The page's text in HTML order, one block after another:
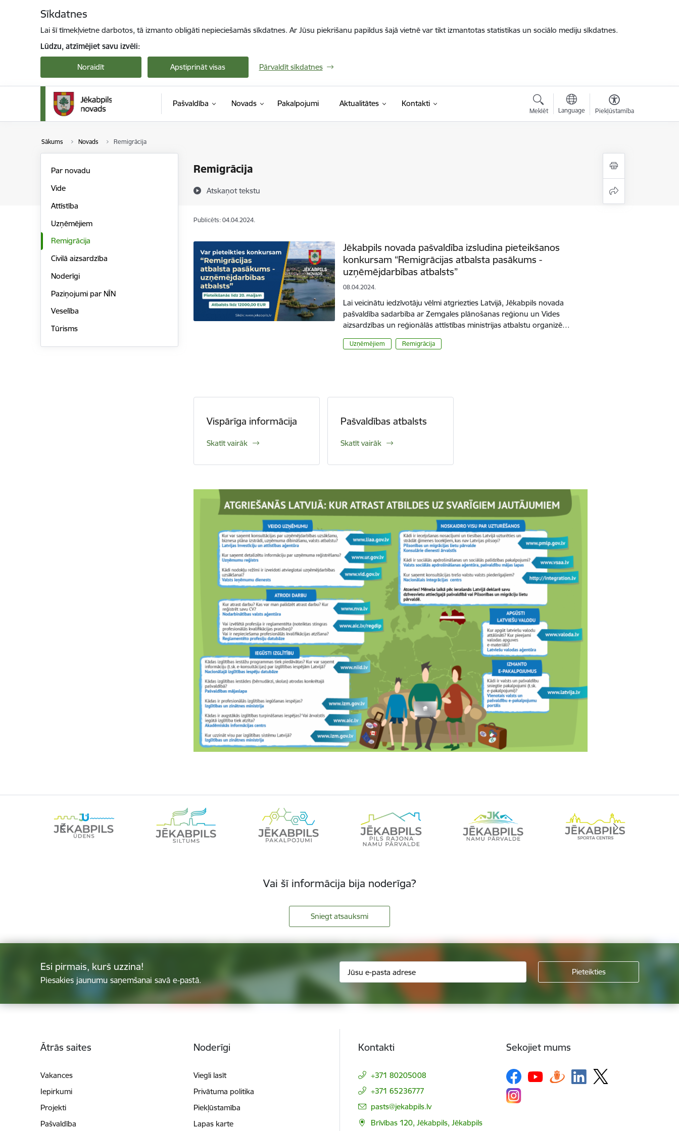
Sīkdatnes
Lai šī tīmekļvietne darbotos, tā izmanto obligāti nepieciešamās sīkdatnes. Ar Jūsu piekrišanu papildus šajā vietnē var tikt izmantotas statistikas un sociālo mediju sīkdatnes.
Lūdzu, atzīmējiet savu izvēli:
Noraidīt Apstiprināt visas Pārvaldīt sīkdatnes
Pašvaldība Novads Pakalpojumi Aktualitātes Kontakti
Meklēt Language Piekļūstamība
Sākums Novads Remigrācija
Remigrācija
Atskaņot tekstu
Par novadu
Vide
Attīstība
Uzņēmējiem
Remigrācija
Civilā aizsardzība
Noderīgi
Paziņojumi par NĪN
Veselība
Tūrisms
Publicēts: 04.04.2024.
Jēkabpils novada pašvaldība izsludina pieteikšanos
konkursam “Remigrācijas atbalsta pasākums -
uzņēmējdarbības atbalsts”
08.04.2024.
Lai veicinātu iedzīvotāju vēlmi atgriezties Latvijā, Jēkabpils novada
pašvaldība sadarbība ar Zemgales plānošanas reģionu un Vides
aizsardzības un reģionālās attīstības ministrijas atbalstu organizē…
Uzņēmējiem Remigrācija
Vispārīga informācija
Skatīt vairāk
Pašvaldības atbalsts
Skatīt vairāk
Vai šī informācija bija noderīga?
Sniegt atsauksmi
Esi pirmais, kurš uzzina!
Piesakies jaunumu saņemšanai savā e-pastā.
Ātrās saites
Vakances
Iepirkumi
Projekti
Pašvaldība
Noderīgi
Viegli lasīt
Privātuma politika
Piekļūstamība
Lapas karte
Kontakti
+371 80205008
+371 65236777
E-pasts:
pasts@jekabpils.lv
Brīvības 120, Jēkabpils, Jēkabpils
Sekojiet mums